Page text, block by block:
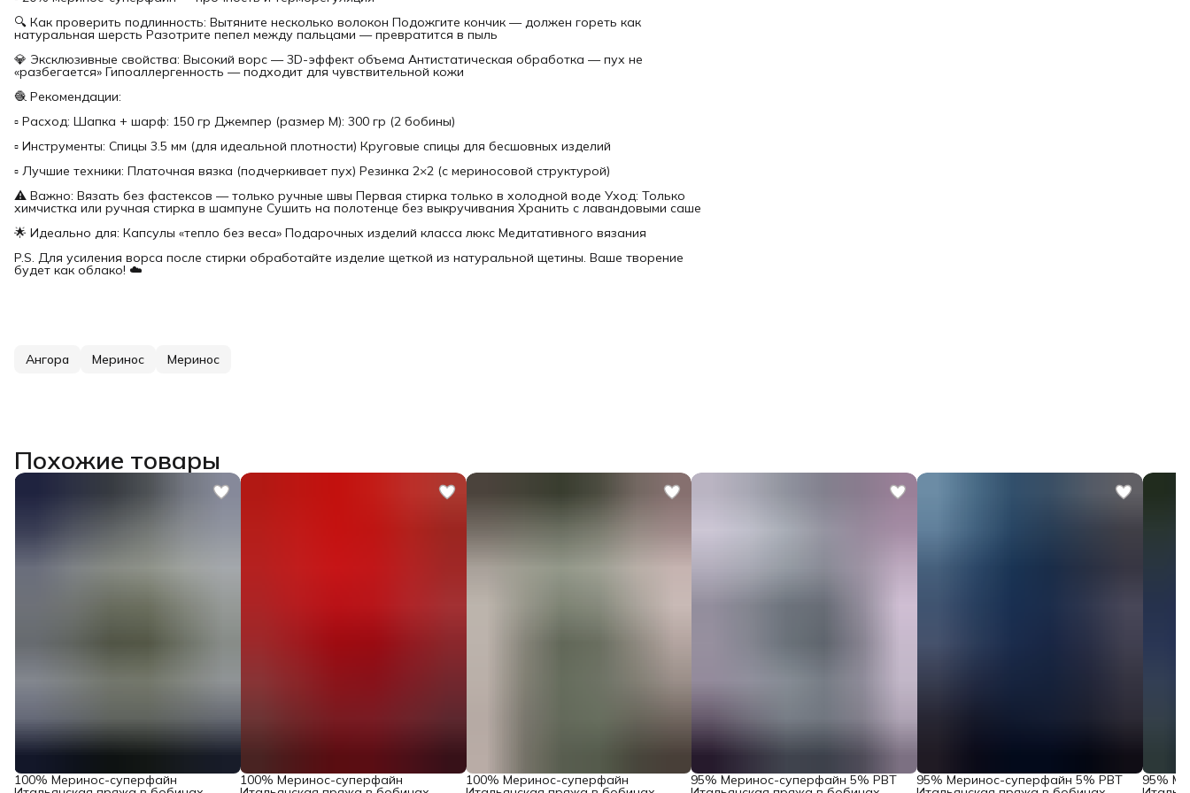
🔍 Как проверить подлинность: Вытяните несколько волокон Подожгите кончик — должен гореть как
натуральная шерсть Разотрите пепел между пальцами — превратится в пыль
💎 Эксклюзивные свойства: Высокий ворс — 3D-эффект объема Антистатическая обработка — пух не
«разбегается» Гипоаллергенность — подходит для чувствительной кожи
🧶 Рекомендации:
▫ Расход: Шапка + шарф: 150 гр Джемпер (размер M): 300 гр (2 бобины)
▫ Инструменты: Спицы 3.5 мм (для идеальной плотности) Круговые спицы для бесшовных изделий
▫ Лучшие техники: Платочная вязка (подчеркивает пух) Резинка 2×2 (с мериносовой структурой)
⚠️ Важно: Вязать без фастексов — только ручные швы Первая стирка только в холодной воде Уход: Только
химчистка или ручная стирка в шампуне Сушить на полотенце без выкручивания Хранить с лавандовыми саше
🌟 Идеально для: Капсулы «тепло без веса» Подарочных изделий класса люкс Медитативного вязания
P.S. Для усиления ворса после стирки обработайте изделие щеткой из натуральной щетины. Ваше творение
будет как облако! ☁️
Ангора Меринос Меринос
Похожие товары
100% Меринос-суперфайн 100% Меринос-суперфайн 100% Меринос-суперфайн 95% Меринос-суперфайн 5% PBT 95% Меринос-суперфайн 5% PBT 95%